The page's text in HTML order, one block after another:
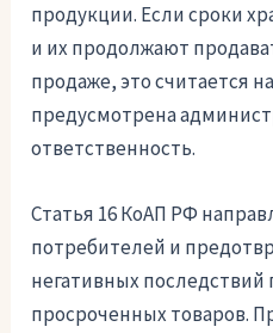
продукции. Если сроки
и их продолжают
продаже, это считается
предусмотрена
ответственность.
Статья 16 КоАП РФ
потребителей и
негативных
просроченных товаров.